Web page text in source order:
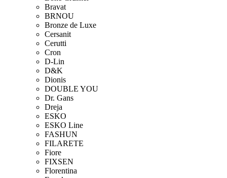
Bravat
BRNOU
Bronze de Luxe
Cersanit
Cerutti
Cron
D-Lin
D&K
Dionis
DOUBLE YOU
Dr. Gans
Dreja
ESKO
ESKO Line
FASHUN
FILARETE
Fiore
FIXSEN
Florentina